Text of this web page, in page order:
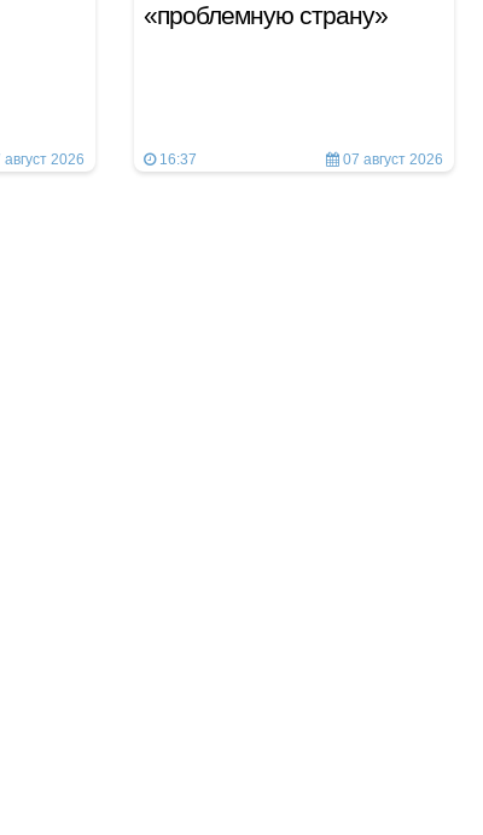
август 2026
«проблемную страну»
16:37 07 август 2026